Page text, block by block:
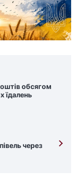
обсягом
їдалень
через